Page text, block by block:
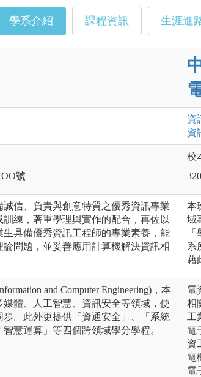
學系介紹 課程資訊 生涯進
資
資
號
校
信、負責與創意特質之優秀資訊專業
練，著重學理與實作的配合，再佐以
具備優秀資訊工程師的專業素養，能
問題，並妥善應用計算機解決資訊相
本
域
系
藉
and Computer Engineering)，本
體、人工智慧、資訊安全等領域，使
。此外更提供「資通安全」、「系統
慧運算」等四個跨領域學分學程。
電
相
工
電
資
電
電